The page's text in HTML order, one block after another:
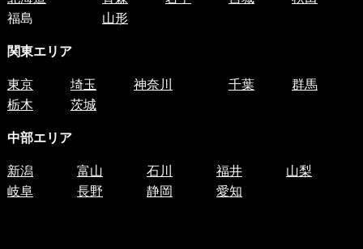
福島
山形
関東エリア
東京 埼玉 神奈川 千葉
群馬
栃木
茨城
中部エリア
新潟 富山 石川 福井
山梨
岐阜
長野 静岡 愛知